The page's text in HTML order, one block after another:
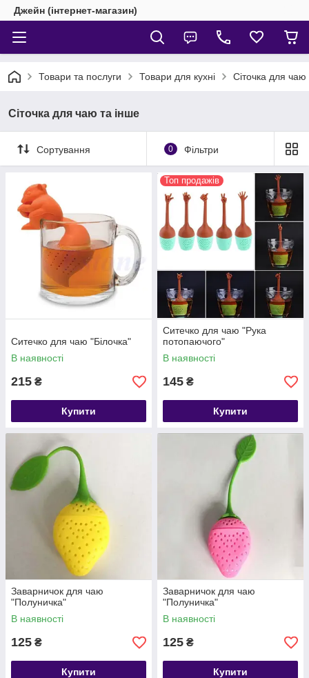
Джейн (інтернет-магазин)
Товари та послуги Товари для кухні Сіточка для чаю
Сіточка для чаю та інше
Сортування 0 Фільтри
Ситечко для чаю "Білочка"
В наявності
215 ₴
Купити
Топ продажів
Ситечко для чаю "Рука
потопаючого"
В наявності
145 ₴
Купити
Заварничок для чаю
"Полуничка"
В наявності
125 ₴
Купити
Заварничок для чаю
"Полуничка"
В наявності
125 ₴
Купити